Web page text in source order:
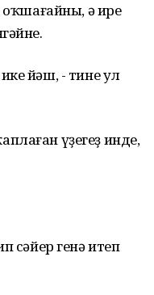
оҡшағайны, ә ире
йәш, - тине ул
үҙегеҙ инде,
сәйер генә итеп